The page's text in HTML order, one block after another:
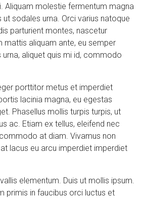
Aliquam molestie fermentum magna
sodales urna. Orci varius natoque
parturient montes, nascetur
mattis aliquam ante, eu semper
aliquet quis mi id, commodo
porttitor metus et imperdiet
lacinia magna, eu egestas
Phasellus mollis turpis turpis, ut
ac. Etiam ex tellus, eleifend nec
at diam. Vivamus non
lacus eu arcu imperdiet imperdiet
elementum. Duis ut mollis ipsum.
primis in faucibus orci luctus et